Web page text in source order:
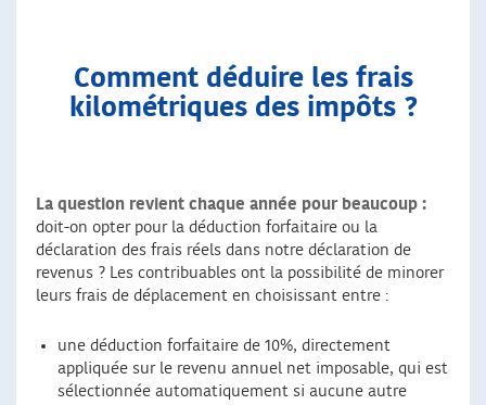
Comment déduire les frais
kilométriques des impôts ?
La question revient chaque année pour beaucoup :
doit-on opter pour la déduction forfaitaire ou la
déclaration des frais réels dans notre déclaration de
revenus ? Les contribuables ont la possibilité de minorer
leurs frais de déplacement en choisissant entre :
une déduction forfaitaire de 10%, directement
appliquée sur le revenu annuel net imposable, qui est
sélectionnée automatiquement si aucune autre